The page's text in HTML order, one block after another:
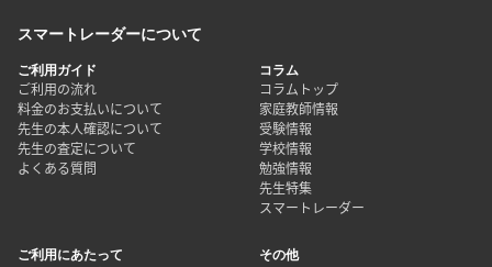
スマートレーダーについて
ご利用ガイド
ご利用の流れ
料金のお支払いについて
先生の本人確認について
先生の査定について
よくある質問
コラム
コラムトップ
家庭教師情報
受験情報
学校情報
勉強情報
先生特集
スマートレーダー
ご利用にあたって その他